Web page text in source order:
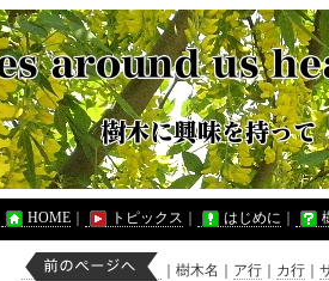
HOME トピックス はじめに
樹木名 ア行 カ行